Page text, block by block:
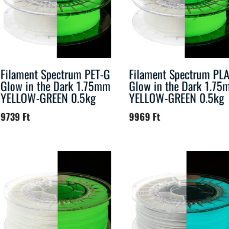
Filament Spectrum PET-G
Glow in the Dark 1.75mm
YELLOW-GREEN 0.5kg
9739 Ft
Filament Spectrum PLA
Glow in the Dark
YELLOW-GREEN 0.5kg
9969 Ft